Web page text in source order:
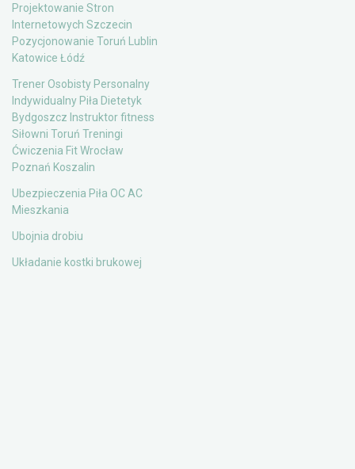
Projektowanie Stron
Internetowych Szczecin
Pozycjonowanie Toruń Lublin
Katowice Łódź
Trener Osobisty Personalny
Indywidualny Piła Dietetyk
Bydgoszcz Instruktor fitness
Siłowni Toruń Treningi
Ćwiczenia Fit Wrocław
Poznań Koszalin
Ubezpieczenia Piła OC AC
Mieszkania
Ubojnia drobiu
Układanie kostki brukowej